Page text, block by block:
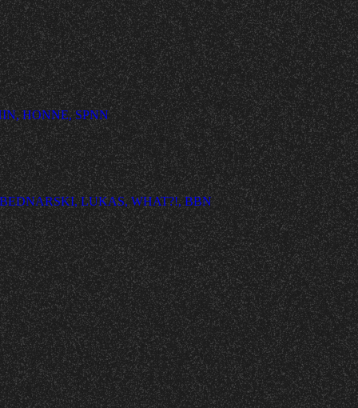
HONNE, SPNN
LUKAS, WHAT?!, BBN